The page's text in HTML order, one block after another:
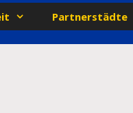
Partnerstädte